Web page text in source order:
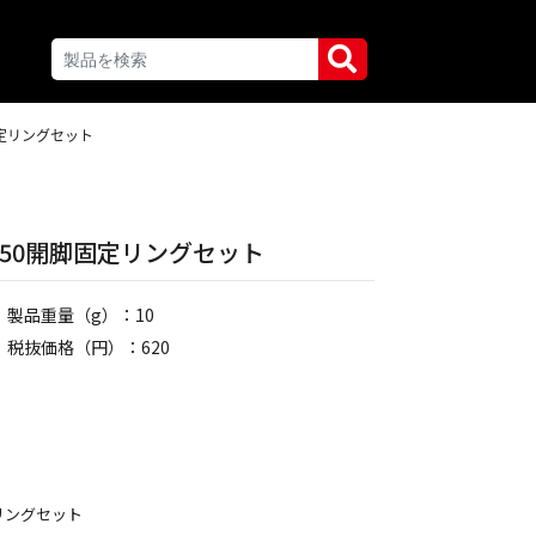
リングセット
開脚固定リングセット
製品重量（g）：10
税抜価格（円）：620
グセット